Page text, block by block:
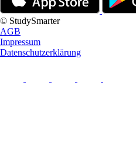
© StudySmarter
AGB
Impressum
Datenschutzerklärung